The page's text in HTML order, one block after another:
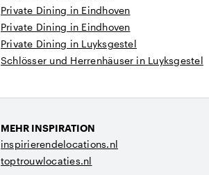
Private Dining in Eindhoven
Private Dining in Eindhoven
Private Dining in Luyksgestel
Schlösser und Herrenhäuser in Luyksgestel
MEHR INSPIRATION
inspirierendelocations.nl
toptrouwlocaties.nl